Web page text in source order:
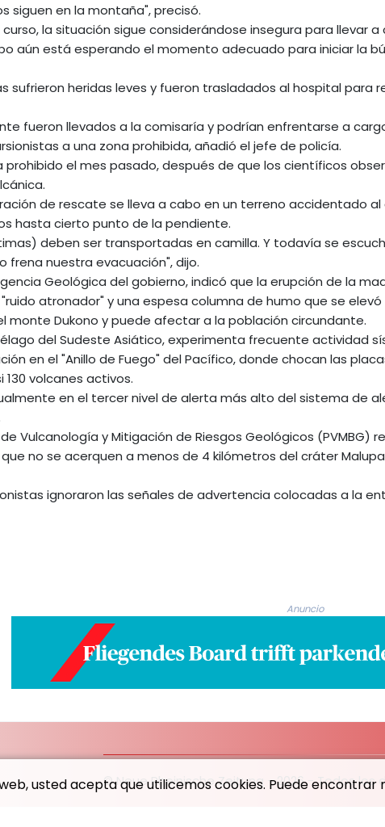
usted acepta que utilicemos cookies. Puede
siguen en la montaña", precisó.
la situación sigue considerándose insegura para llevar a
aún está esperando el momento adecuado para iniciar la
sufrieron heridas leves y fueron trasladados al hospital para
fueron llevados a la comisaría y podrían enfrentarse a
a una zona prohibida, añadió el jefe de policía.
prohibido el mes pasado, después de que los científicos
de rescate se lleva a cabo en un terreno accidentado al
hasta cierto punto de la pendiente.
deben ser transportadas en camilla. Y todavía se
frena nuestra evacuación", dijo.
Geológica del gobierno, indicó que la erupción de la
atronador" y una espesa columna de humo que se elevó
monte Dukono y puede afectar a la población circundante.
del Sudeste Asiático, experimenta frecuente actividad
en el "Anillo de Fuego" del Pacífico, donde chocan las
volcanes activos.
en el tercer nivel de alerta más alto del sistema de
Vulcanología y Mitigación de Riesgos Geológicos (PVMBG)
no se acerquen a menos de 4 kilómetros del cráter
ignoraron las señales de advertencia colocadas a la
Anuncio
© Neue Rheinische Zeitung - 2026 - Todos los